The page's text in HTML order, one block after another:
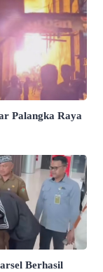
Palangka Raya
Berhasil